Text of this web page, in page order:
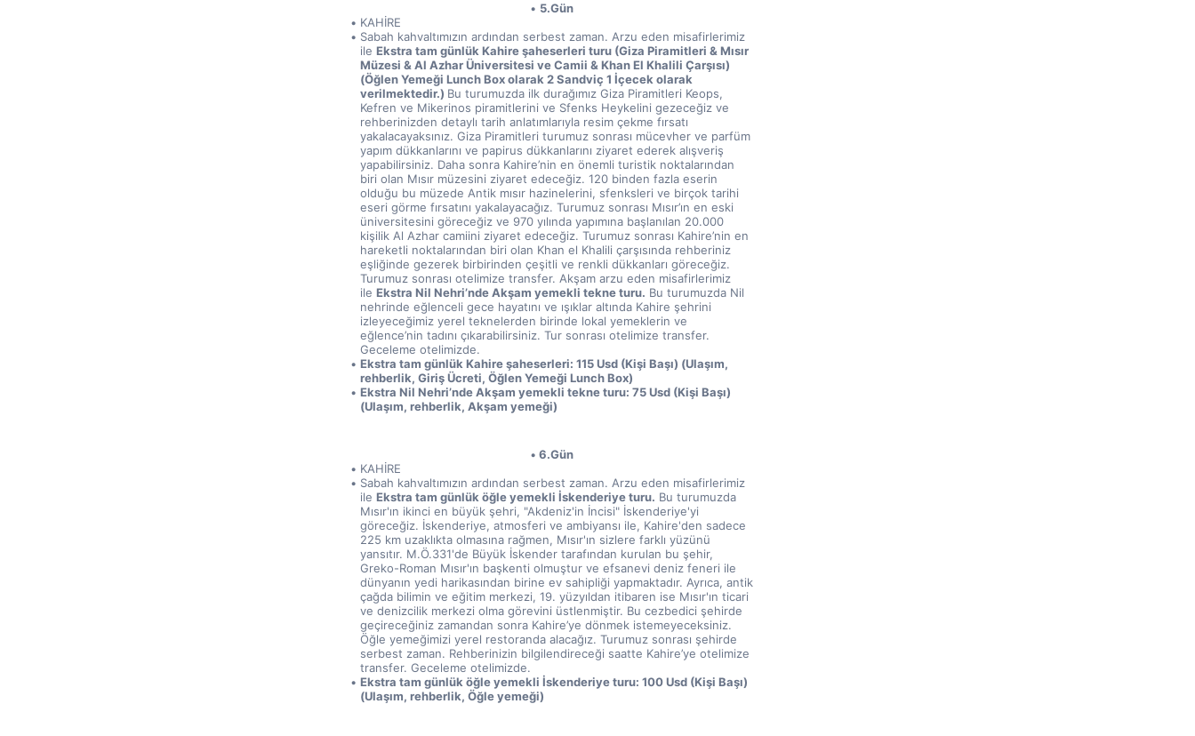
5.Gün
KAHİRE
Sabah kahvaltımızın ardından serbest zaman. Arzu eden misafirlerimiz
ile Ekstra tam günlük Kahire şaheserleri turu (Giza Piramitleri & Mısır
Müzesi & Al Azhar Üniversitesi ve Camii & Khan El Khalili Çarşısı)
(Öğlen Yemeği Lunch Box olarak 2 Sandviç 1 İçecek olarak
verilmektedir.) Bu turumuzda ilk durağımız Giza Piramitleri Keops,
Kefren ve Mikerinos piramitlerini ve Sfenks Heykelini gezeceğiz ve
rehberinizden detaylı tarih anlatımlarıyla resim çekme fırsatı
yakalacayaksınız. Giza Piramitleri turumuz sonrası mücevher ve parfüm
yapım dükkanlarını ve papirus dükkanlarını ziyaret ederek alışveriş
yapabilirsiniz. Daha sonra Kahire’nin en önemli turistik noktalarından
biri olan Mısır müzesini ziyaret edeceğiz. 120 binden fazla eserin
olduğu bu müzede Antik mısır hazinelerini, sfenksleri ve birçok tarihi
eseri görme fırsatını yakalayacağız. Turumuz sonrası Mısır’ın en eski
üniversitesini göreceğiz ve 970 yılında yapımına başlanılan 20.000
kişilik Al Azhar camiini ziyaret edeceğiz. Turumuz sonrası Kahire’nin en
hareketli noktalarından biri olan Khan el Khalili çarşısında rehberiniz
eşliğinde gezerek birbirinden çeşitli ve renkli dükkanları göreceğiz.
Turumuz sonrası otelimize transfer. Akşam arzu eden misafirlerimiz
ile Ekstra Nil Nehri’nde Akşam yemekli tekne turu. Bu turumuzda Nil
nehrinde eğlenceli gece hayatını ve ışıklar altında Kahire şehrini
izleyeceğimiz yerel teknelerden birinde lokal yemeklerin ve
eğlence’nin tadını çıkarabilirsiniz. Tur sonrası otelimize transfer.
Geceleme otelimizde.
Ekstra tam günlük Kahire şaheserleri: 115 Usd (Kişi Başı) (Ulaşım,
rehberlik, Giriş Ücreti, Öğlen Yemeği Lunch Box)
Ekstra Nil Nehri’nde Akşam yemekli tekne turu: 75 Usd (Kişi Başı)
(Ulaşım, rehberlik, Akşam yemeği)
6.Gün
KAHİRE
Sabah kahvaltımızın ardından serbest zaman. Arzu eden misafirlerimiz
ile Ekstra tam günlük öğle yemekli İskenderiye turu. Bu turumuzda
Mısır'ın ikinci en büyük şehri, "Akdeniz'in İncisi" İskenderiye'yi
göreceğiz. İskenderiye, atmosferi ve ambiyansı ile, Kahire'den sadece
225 km uzaklıkta olmasına rağmen, Mısır'ın sizlere farklı yüzünü
yansıtır. M.Ö.331'de Büyük İskender tarafından kurulan bu şehir,
Greko-Roman Mısır'ın başkenti olmuştur ve efsanevi deniz feneri ile
dünyanın yedi harikasından birine ev sahipliği yapmaktadır. Ayrıca, antik
çağda bilimin ve eğitim merkezi, 19. yüzyıldan itibaren ise Mısır'ın ticari
ve denizcilik merkezi olma görevini üstlenmiştir. Bu cezbedici şehirde
geçireceğiniz zamandan sonra Kahire’ye dönmek istemeyeceksiniz.
Öğle yemeğimizi yerel restoranda alacağız. Turumuz sonrası şehirde
serbest zaman. Rehberinizin bilgilendireceği saatte Kahire’ye otelimize
transfer. Geceleme otelimizde.
Ekstra tam günlük öğle yemekli İskenderiye turu: 100 Usd (Kişi Başı)
(Ulaşım, rehberlik, Öğle yemeği)